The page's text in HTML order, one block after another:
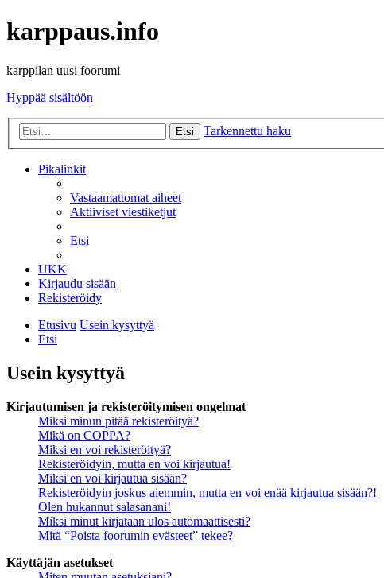
karppaus.info
karppilan uusi foorumi
Hyppää sisältöön
Etsi Tarkennettu haku
Pikalinkit
Vastaamattomat aiheet
Aktiiviset viestiketjut
Etsi
UKK
Kirjaudu sisään
Rekisteröidy
Etusivu Usein kysyttyä
Etsi
Usein kysyttyä
Kirjautumisen ja rekisteröitymisen ongelmat
Miksi minun pitää rekisteröityä?
Mikä on COPPA?
Miksi en voi rekisteröityä?
Rekisteröidyin, mutta en voi kirjautua!
Miksi en voi kirjautua sisään?
Rekisteröidyin joskus aiemmin, mutta en voi enää kirjautua sisään?!
Olen hukannut salasanani!
Miksi minut kirjataan ulos automaattisesti?
Mitä “Poista foorumin evästeet” tekee?
Käyttäjän asetukset